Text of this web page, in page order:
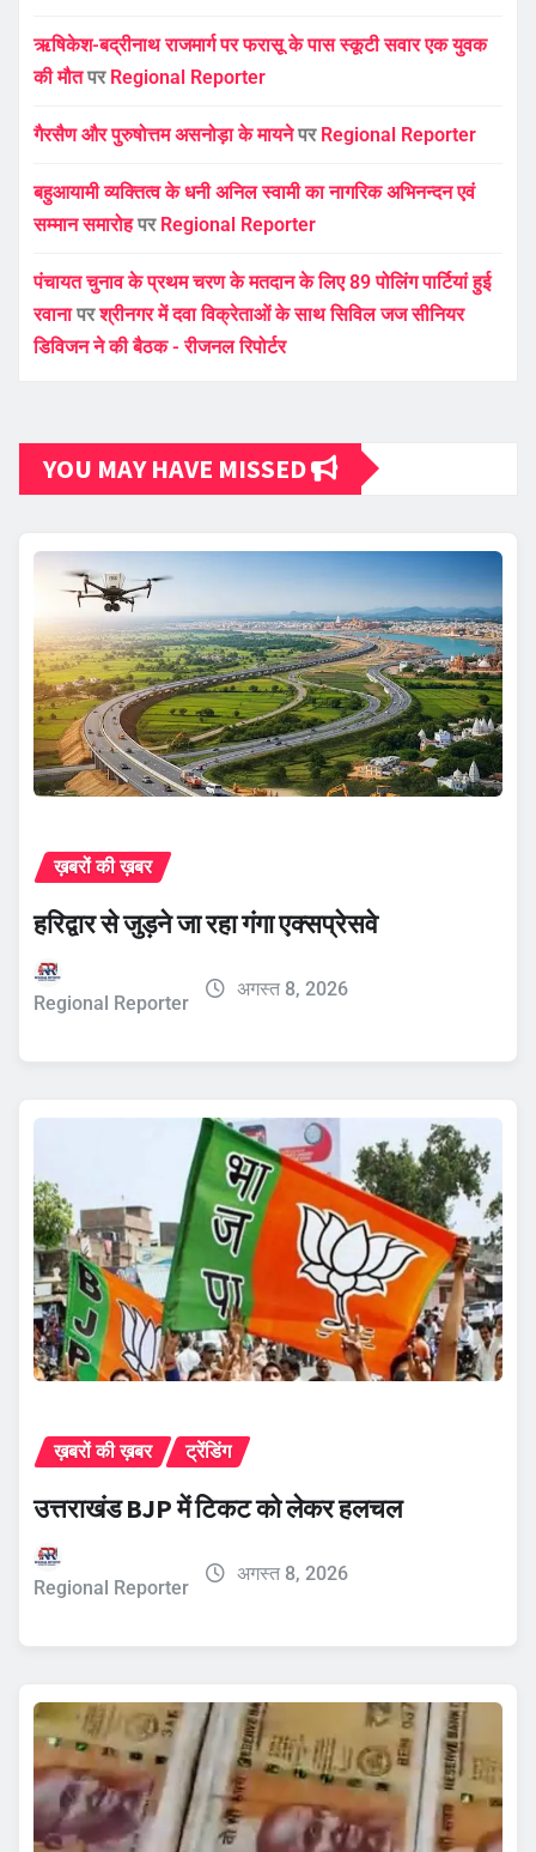
ऋषिकेश-बद्रीनाथ राजमार्ग पर फरासू के पास स्कूटी सवार एक युवक
की मौतपर Regional Reporter
गैरसैण और पुरुषोत्तम असनोड़ा के मायनेपर Regional Reporter
बहुआयामी व्यक्तित्व के धनी अनिल स्वामी का नागरिक अभिनन्दन एवं
सम्मान समारोहपर Regional Reporter
पंचायत चुनाव के प्रथम चरण के मतदान के लिए 89 पोलिंग पार्टियां हुई
रवानापरश्रीनगर में दवा विक्रेताओं के साथ सिविल जज सीनियर
डिविजन ने की बैठक - रीजनल रिपोर्टर
YOU MAY HAVE MISSED
ख़बरों की ख़बर
हरिद्वार से जुड़ने जा रहा गंगा एक्सप्रेसवे
Regional Reporter
अगस्त 8, 2026
ख़बरों की ख़बर ट्रेंडिंग
उत्तराखंड BJP में टिकट को लेकर हलचल
Regional Reporter
अगस्त 8, 2026